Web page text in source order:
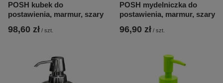
POSH kubek do
postawienia, marmur, szary
98,60 zł / szt.
POSH mydelniczka do
postawienia, marmur, szary
96,90 zł / szt.